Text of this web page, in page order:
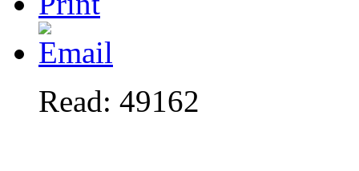
Read: 49162